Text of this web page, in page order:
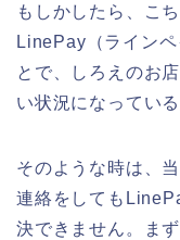
もしかしたら、こ
LinePay（ライン
とで、しろえのお
い状況になってい
そのような時は、
連絡をしても
決できません。ま